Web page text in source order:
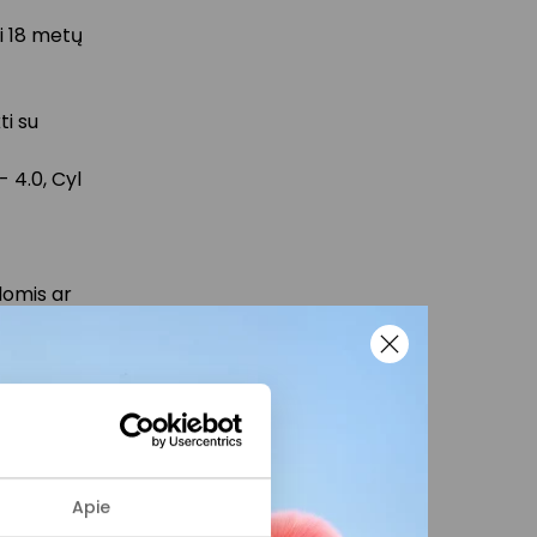
Apie
metų
su
4.0, Cyl
ar
bei